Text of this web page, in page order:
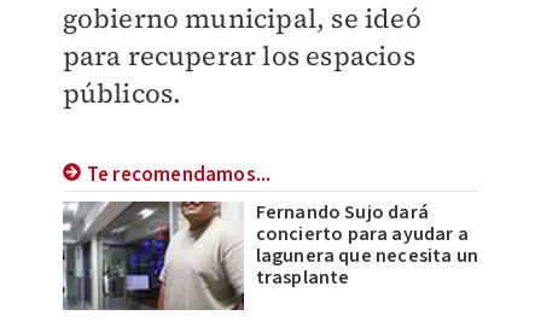
gobierno municipal, se ideó
para recuperar los espacios
públicos.
Te recomendamos...
Fernando Sujo dará
concierto para ayudar a
lagunera que necesita un
trasplante